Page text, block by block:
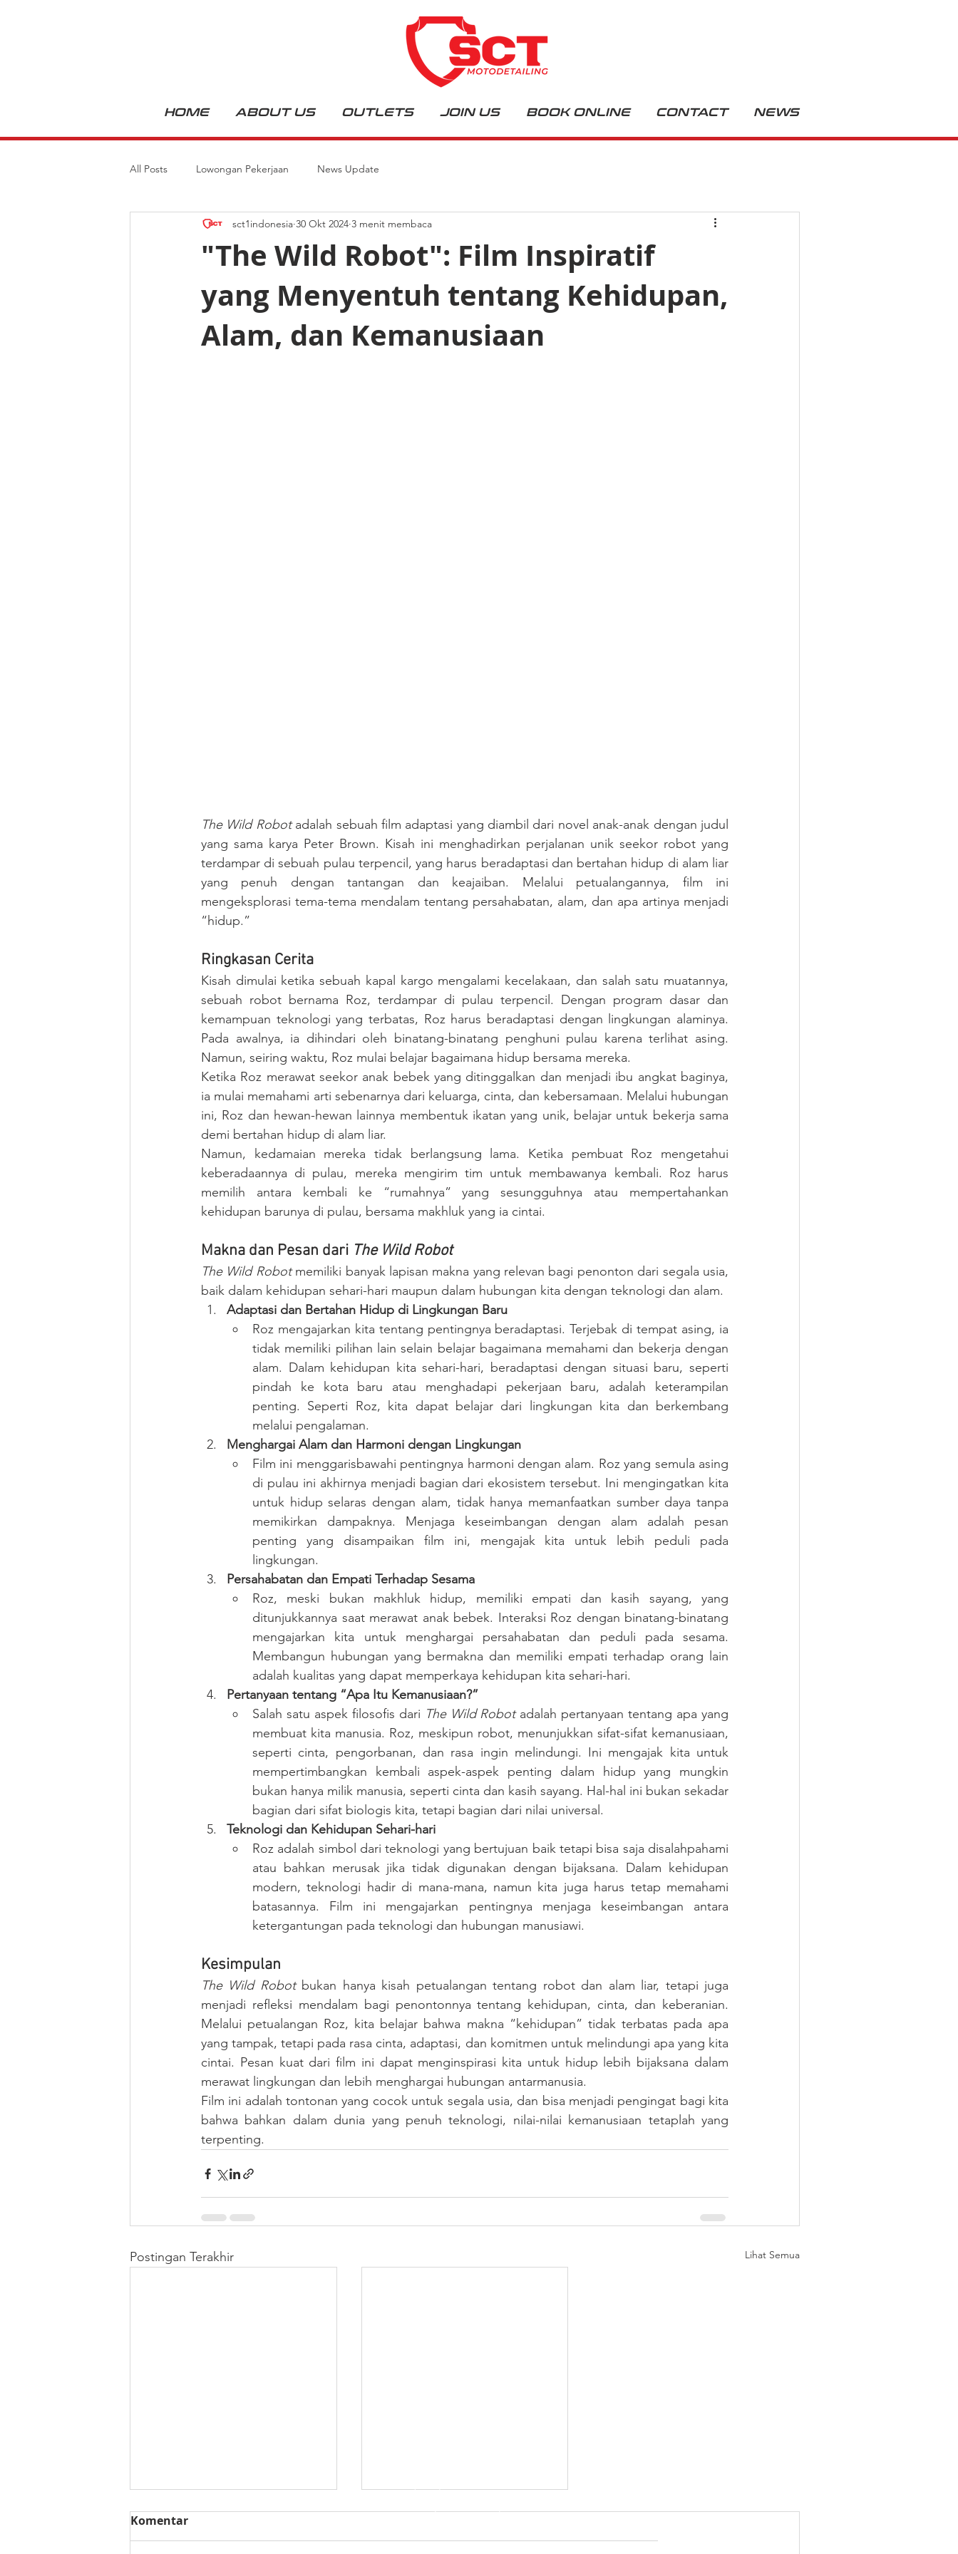
HOME ABOUT US OUTLETS JOIN US BOOK ONLINE CONTACT NEWS
All Posts Lowongan Pekerjaan News Update
"The Wild Robot": Film Inspiratif
yang Menyentuh tentang Kehidupan,
Alam, dan Kemanusiaan
sct1indonesia 30 Okt 2024 3 menit membaca
The Wild Robot adalah sebuah film adaptasi yang diambil dari novel anak-anak dengan judul
yang sama karya Peter Brown. Kisah ini menghadirkan perjalanan unik seekor robot yang
terdampar di sebuah pulau terpencil, yang harus beradaptasi dan bertahan hidup di alam liar
yang penuh dengan tantangan dan keajaiban. Melalui petualangannya, film ini
mengeksplorasi tema-tema mendalam tentang persahabatan, alam, dan apa artinya menjadi
“hidup.”
Ringkasan Cerita
Kisah dimulai ketika sebuah kapal kargo mengalami kecelakaan, dan salah satu muatannya,
sebuah robot bernama Roz, terdampar di pulau terpencil. Dengan program dasar dan
kemampuan teknologi yang terbatas, Roz harus beradaptasi dengan lingkungan alaminya.
Pada awalnya, ia dihindari oleh binatang-binatang penghuni pulau karena terlihat asing.
Namun, seiring waktu, Roz mulai belajar bagaimana hidup bersama mereka.
Ketika Roz merawat seekor anak bebek yang ditinggalkan dan menjadi ibu angkat baginya,
ia mulai memahami arti sebenarnya dari keluarga, cinta, dan kebersamaan. Melalui hubungan
ini, Roz dan hewan-hewan lainnya membentuk ikatan yang unik, belajar untuk bekerja sama
demi bertahan hidup di alam liar.
Namun, kedamaian mereka tidak berlangsung lama. Ketika pembuat Roz mengetahui
keberadaannya di pulau, mereka mengirim tim untuk membawanya kembali. Roz harus
memilih antara kembali ke “rumahnya” yang sesungguhnya atau mempertahankan
kehidupan barunya di pulau, bersama makhluk yang ia cintai.
Makna dan Pesan dari The Wild Robot
The Wild Robot memiliki banyak lapisan makna yang relevan bagi penonton dari segala usia,
baik dalam kehidupan sehari-hari maupun dalam hubungan kita dengan teknologi dan alam.
Adaptasi dan Bertahan Hidup di Lingkungan Baru
Roz mengajarkan kita tentang pentingnya beradaptasi. Terjebak di tempat asing, ia
tidak memiliki pilihan lain selain belajar bagaimana memahami dan bekerja dengan
alam. Dalam kehidupan kita sehari-hari, beradaptasi dengan situasi baru, seperti
pindah ke kota baru atau menghadapi pekerjaan baru, adalah keterampilan
penting. Seperti Roz, kita dapat belajar dari lingkungan kita dan berkembang
melalui pengalaman.
Menghargai Alam dan Harmoni dengan Lingkungan
Film ini menggarisbawahi pentingnya harmoni dengan alam. Roz yang semula asing
di pulau ini akhirnya menjadi bagian dari ekosistem tersebut. Ini mengingatkan kita
untuk hidup selaras dengan alam, tidak hanya memanfaatkan sumber daya tanpa
memikirkan dampaknya. Menjaga keseimbangan dengan alam adalah pesan
penting yang disampaikan film ini, mengajak kita untuk lebih peduli pada
lingkungan.
Persahabatan dan Empati Terhadap Sesama
Roz, meski bukan makhluk hidup, memiliki empati dan kasih sayang, yang
ditunjukkannya saat merawat anak bebek. Interaksi Roz dengan binatang-binatang
mengajarkan kita untuk menghargai persahabatan dan peduli pada sesama.
Membangun hubungan yang bermakna dan memiliki empati terhadap orang lain
adalah kualitas yang dapat memperkaya kehidupan kita sehari-hari.
Pertanyaan tentang “Apa Itu Kemanusiaan?”
Salah satu aspek filosofis dari The Wild Robot adalah pertanyaan tentang apa yang
membuat kita manusia. Roz, meskipun robot, menunjukkan sifat-sifat kemanusiaan,
seperti cinta, pengorbanan, dan rasa ingin melindungi. Ini mengajak kita untuk
mempertimbangkan kembali aspek-aspek penting dalam hidup yang mungkin
bukan hanya milik manusia, seperti cinta dan kasih sayang. Hal-hal ini bukan sekadar
bagian dari sifat biologis kita, tetapi bagian dari nilai universal.
Teknologi dan Kehidupan Sehari-hari
Roz adalah simbol dari teknologi yang bertujuan baik tetapi bisa saja disalahpahami
atau bahkan merusak jika tidak digunakan dengan bijaksana. Dalam kehidupan
modern, teknologi hadir di mana-mana, namun kita juga harus tetap memahami
batasannya. Film ini mengajarkan pentingnya menjaga keseimbangan antara
ketergantungan pada teknologi dan hubungan manusiawi.
Kesimpulan
The Wild Robot bukan hanya kisah petualangan tentang robot dan alam liar, tetapi juga
menjadi refleksi mendalam bagi penontonnya tentang kehidupan, cinta, dan keberanian.
Melalui petualangan Roz, kita belajar bahwa makna “kehidupan” tidak terbatas pada apa
yang tampak, tetapi pada rasa cinta, adaptasi, dan komitmen untuk melindungi apa yang kita
cintai. Pesan kuat dari film ini dapat menginspirasi kita untuk hidup lebih bijaksana dalam
merawat lingkungan dan lebih menghargai hubungan antarmanusia.
Film ini adalah tontonan yang cocok untuk segala usia, dan bisa menjadi pengingat bagi kita
bahwa bahkan dalam dunia yang penuh teknologi, nilai-nilai kemanusiaan tetaplah yang
terpenting.
Postingan Terakhir Lihat Semua
Komentar